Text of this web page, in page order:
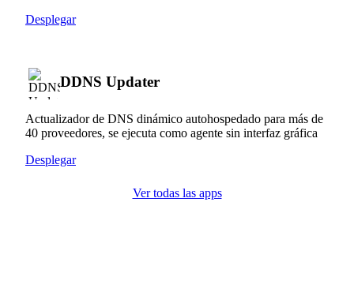
Desplegar
DDNS Updater
Actualizador de DNS dinámico autohospedado para más de
40 proveedores, se ejecuta como agente sin interfaz gráfica
Desplegar
Ver todas las apps